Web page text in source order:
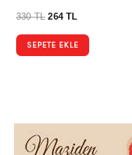
330TL 264TL
SEPETE EKLE